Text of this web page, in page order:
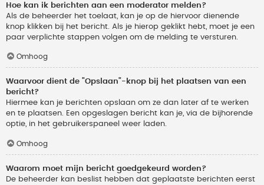
Hoe kan ik berichten aan een moderator melden?
Als de beheerder het toelaat, kan je op de hiervoor dienende
knop klikken bij het bericht. Als je hierop geklikt hebt, moet je een
paar verplichte stappen volgen om de melding te versturen.
Omhoog
Waarvoor dient de "Opslaan"-knop bij het plaatsen van een
bericht?
Hiermee kan je berichten opslaan om ze dan later af te werken
en te plaatsen. Een opgeslagen bericht kan je, via de bijhorende
optie, in het gebruikerspaneel weer laden.
Omhoog
Waarom moet mijn bericht goedgekeurd worden?
De beheerder kan beslist hebben dat geplaatste berichten eerst